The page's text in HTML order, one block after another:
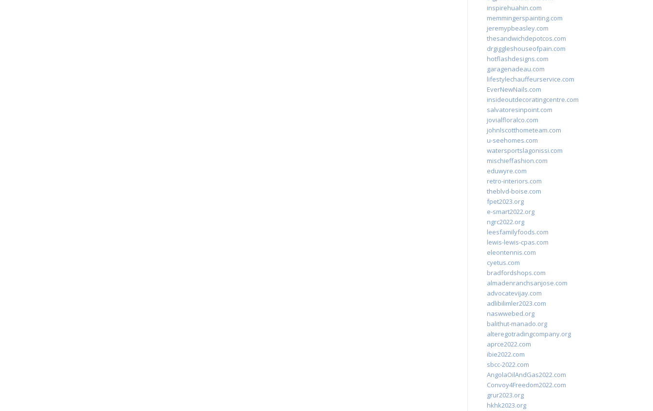
inspirehuahin.com
memmingerspainting.com
jeremypbeasley.com
thesandwichdepotcos.com
drgiggleshouseofpain.com
hotflashdesigns.com
garagenadeau.com
lifestylechauffeurservice.com
EverNewNails.com
insideoutdecoratingcentre.com
salvatoresinpoint.com
jovialfloralco.com
johnlscotthometeam.com
u-seehomes.com
watersportslagonissi.com
mischieffashion.com
eduwyre.com
retro-interiors.com
theblvd-boise.com
fpet2023.org
e-smart2022.org
ngrc2022.org
leesfamilyfoods.com
lewis-lewis-cpas.com
eleontennis.com
cyetus.com
bradfordshops.com
almadenranchsanjose.com
advocatevijay.com
adlibilimler2023.com
naswwebed.org
balithut-manado.org
alteregotradingcompany.org
aprce2022.com
ibie2022.com
sbcc-2022.com
AngolaOilAndGas2022.com
Convoy4Freedom2022.com
grur2023.org
hkhk2023.org